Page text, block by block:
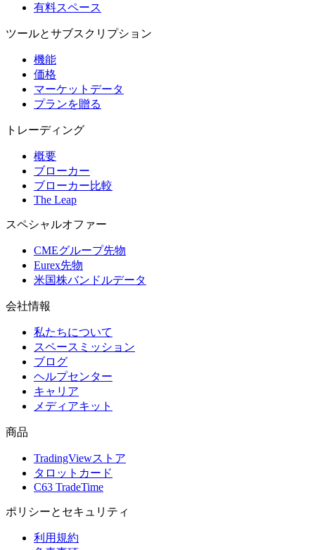
有料スペース
ツールとサブスクリプション
機能
価格
マーケットデータ
プランを贈る
トレーディング
概要
ブローカー
ブローカー比較
The Leap
スペシャルオファー
CMEグループ先物
Eurex先物
米国株バンドルデータ
会社情報
私たちについて
スペースミッション
ブログ
ヘルプセンター
キャリア
メディアキット
商品
TradingViewストア
タロットカード
C63 TradeTime
ポリシーとセキュリティ
利用規約